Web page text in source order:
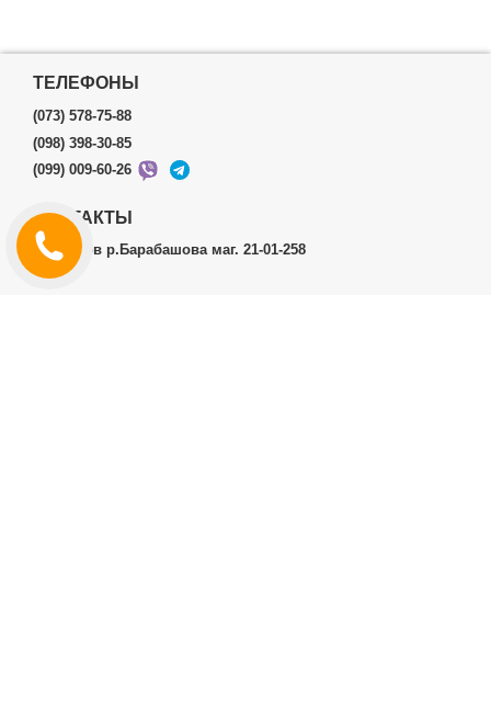
ТЕЛЕФОНЫ
(073) 578-75-88
(098) 398-30-85
(099) 009-60-26
КОНТАКТЫ
г.Харьков р.Барабашова маг. 21-01-258